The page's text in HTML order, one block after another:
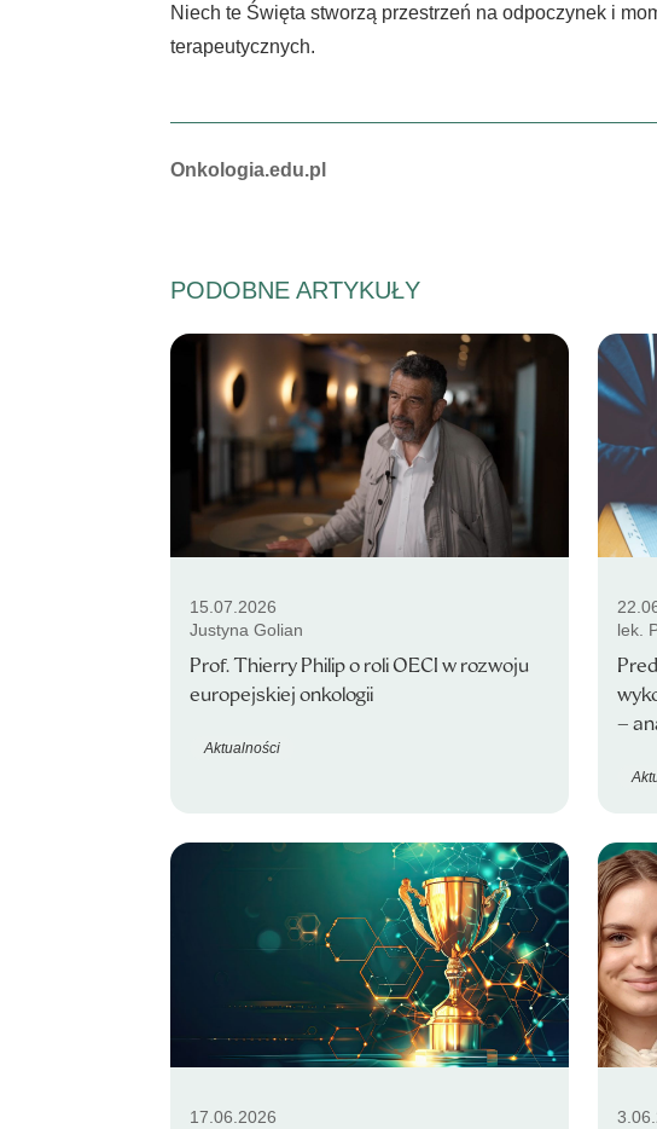
Niech te Święta stworzą przestrzeń na odpoczynek i
terapeutycznych.
Autorzy:
Onkologia.edu.pl
PODOBNE ARTYKUŁY
15.07.2026
Justyna Golian
Prof. Thierry Philip o roli OECI w rozwoju
europejskiej onkologii
Aktualności
lek.
–
17.06.2026